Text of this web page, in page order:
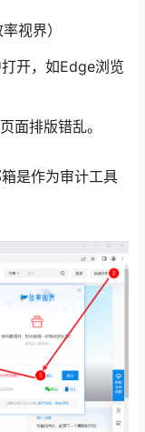
视界）
开，如Edge浏览
面排版错乱。
是作为审计工具